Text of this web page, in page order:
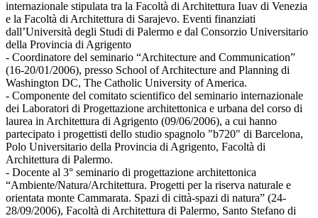
internazionale stipulata tra la Facoltà di Architettura Iuav di Venezia
e la Facoltà di Architettura di Sarajevo. Eventi finanziati
dall’Università degli Studi di Palermo e dal Consorzio Universitario
della Provincia di Agrigento
- Coordinatore del seminario “Architecture and Communication”
(16-20/01/2006), presso School of Architecture and Planning di
Washington DC, The Catholic University of America.
- Componente del comitato scientifico del seminario internazionale
dei Laboratori di Progettazione architettonica e urbana del corso di
laurea in Architettura di Agrigento (09/06/2006), a cui hanno
partecipato i progettisti dello studio spagnolo "b720" di Barcelona,
Polo Universitario della Provincia di Agrigento, Facoltà di
Architettura di Palermo.
- Docente al 3° seminario di progettazione architettonica
“Ambiente/Natura/Architettura. Progetti per la riserva naturale e
orientata monte Cammarata. Spazi di città-spazi di natura” (24-
28/09/2006), Facoltà di Architettura di Palermo, Santo Stefano di